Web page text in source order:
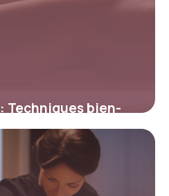
Techniques bien-